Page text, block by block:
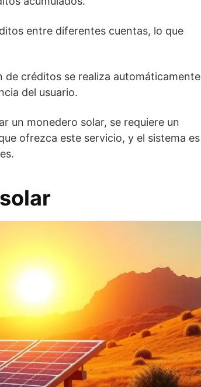
entre diferentes cuentas, lo que
créditos se realiza automáticamente
del usuario.
un monedero solar, se requiere un
ofrezca este servicio, y el sistema es